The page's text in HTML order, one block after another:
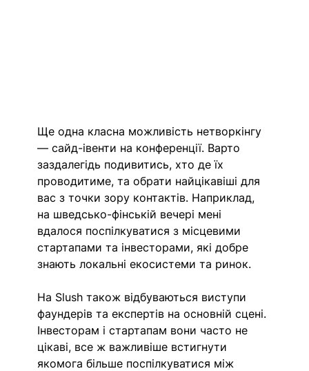
Ще одна класна можливість нетворкінгу
— сайд-івенти на конференції. Варто
заздалегідь подивитись, хто де їх
проводитиме, та обрати найцікавіші для
вас з точки зору контактів. Наприклад,
на шведсько-фінській вечері мені
вдалося поспілкуватися з місцевими
стартапами та інвесторами, які добре
знають локальні екосистеми та ринок.
На Slush також відбуваються виступи
фаундерів та експертів на основній сцені.
Інвесторам і стартапам вони часто не
цікаві, все ж важливіше встигнути
якомога більше поспілкуватися між